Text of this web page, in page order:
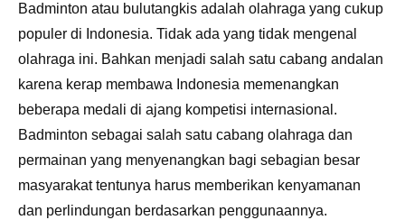
Badminton atau bulutangkis adalah olahraga yang cukup
populer di Indonesia. Tidak ada yang tidak mengenal
olahraga ini. Bahkan menjadi salah satu cabang andalan
karena kerap membawa Indonesia memenangkan
beberapa medali di ajang kompetisi internasional.
Badminton sebagai salah satu cabang olahraga dan
permainan yang menyenangkan bagi sebagian besar
masyarakat tentunya harus memberikan kenyamanan
dan perlindungan berdasarkan penggunaannya.